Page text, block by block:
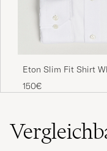
Eton Slim Fit Shirt
150€